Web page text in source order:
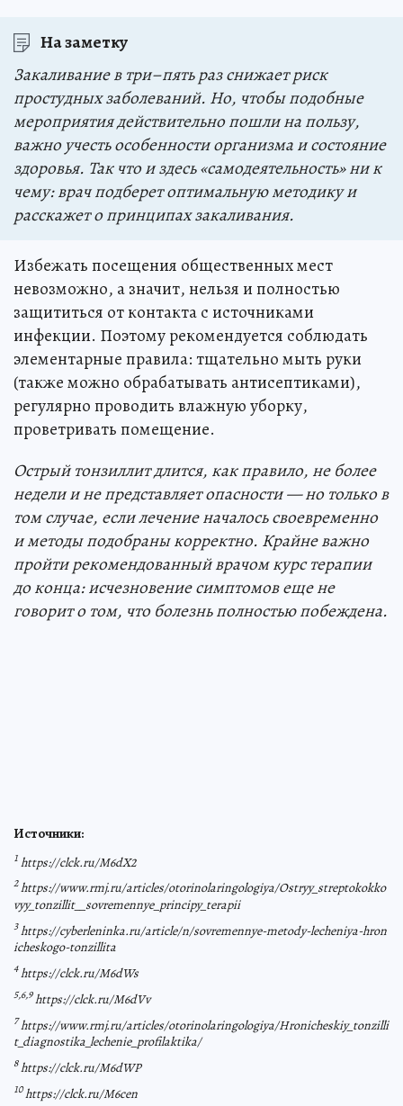
На заметку
Закаливание в три–пять раз снижает риск
простудных заболеваний. Но, чтобы подобные
мероприятия действительно пошли на пользу,
важно учесть особенности организма и состояние
здоровья. Так что и здесь «самодеятельность» ни к
чему: врач подберет оптимальную методику и
расскажет о принципах закаливания.
Избежать посещения общественных мест
невозможно, а значит, нельзя и полностью
защититься от контакта с источниками
инфекции. Поэтому рекомендуется соблюдать
элементарные правила: тщательно мыть руки
(также можно обрабатывать антисептиками),
регулярно проводить влажную уборку,
проветривать помещение.
Острый тонзиллит длится, как правило, не более
недели и не представляет опасности — но только в
том случае, если лечение началось своевременно
и методы подобраны корректно. Крайне важно
пройти рекомендованный врачом курс терапии
до конца: исчезновение симптомов еще не
говорит о том, что болезнь полностью побеждена.
Источники:
1https://clck.ru/M6dX2
2https://www.rmj.ru/articles/otorinolaringologiya/Ostryy_streptokokko
vyy_tonzillit__sovremennye_principy_terapii
3https://cyberleninka.ru/article/n/sovremennye-metody-lecheniya-hron
icheskogo-tonzillita
4https://clck.ru/M6dWs
5,6,9https://clck.ru/M6dVv
7https://www.rmj.ru/articles/otorinolaringologiya/Hronicheskiy_tonzilli
t_diagnostika_lechenie_profilaktika/
8https://clck.ru/M6dWP
10https://clck.ru/M6cen